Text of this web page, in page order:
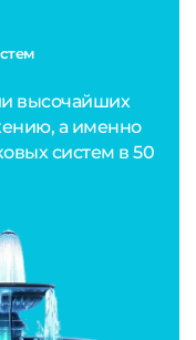
высочайших
а именно
систем в 50